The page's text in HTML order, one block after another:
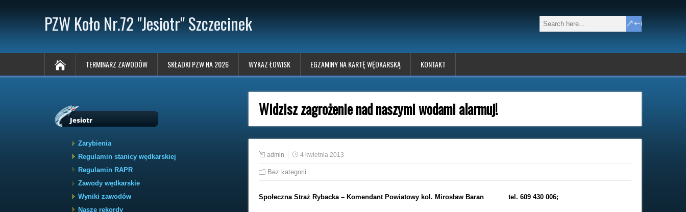
PZW Koło Nr.72 "Jesiotr" Szczecinek
TERMINARZ ZAWODÓW SKŁADKI PZW NA 2026 WYKAZ ŁOWISK EGZAMINY NA KARTĘ WĘDKARSKĄ KONTAKT
Widzisz zagrożenie nad naszymi wodami alarmuj!
admin 4 kwietnia 2013
Bez kategorii
Społeczna Straż Rybacka – Komendant Powiatowy kol. Mirosław Baran tel. 609 430 006;
Jesiotr
Zarybienia
Regulamin stanicy wędkarskiej
Regulamin RAPR
Zawody wędkarskie
Wyniki zawodów
Nasze rekordy